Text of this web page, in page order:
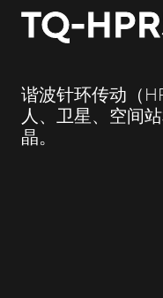
TQ-
谐波针环传动（
人、卫星、空间
晶。